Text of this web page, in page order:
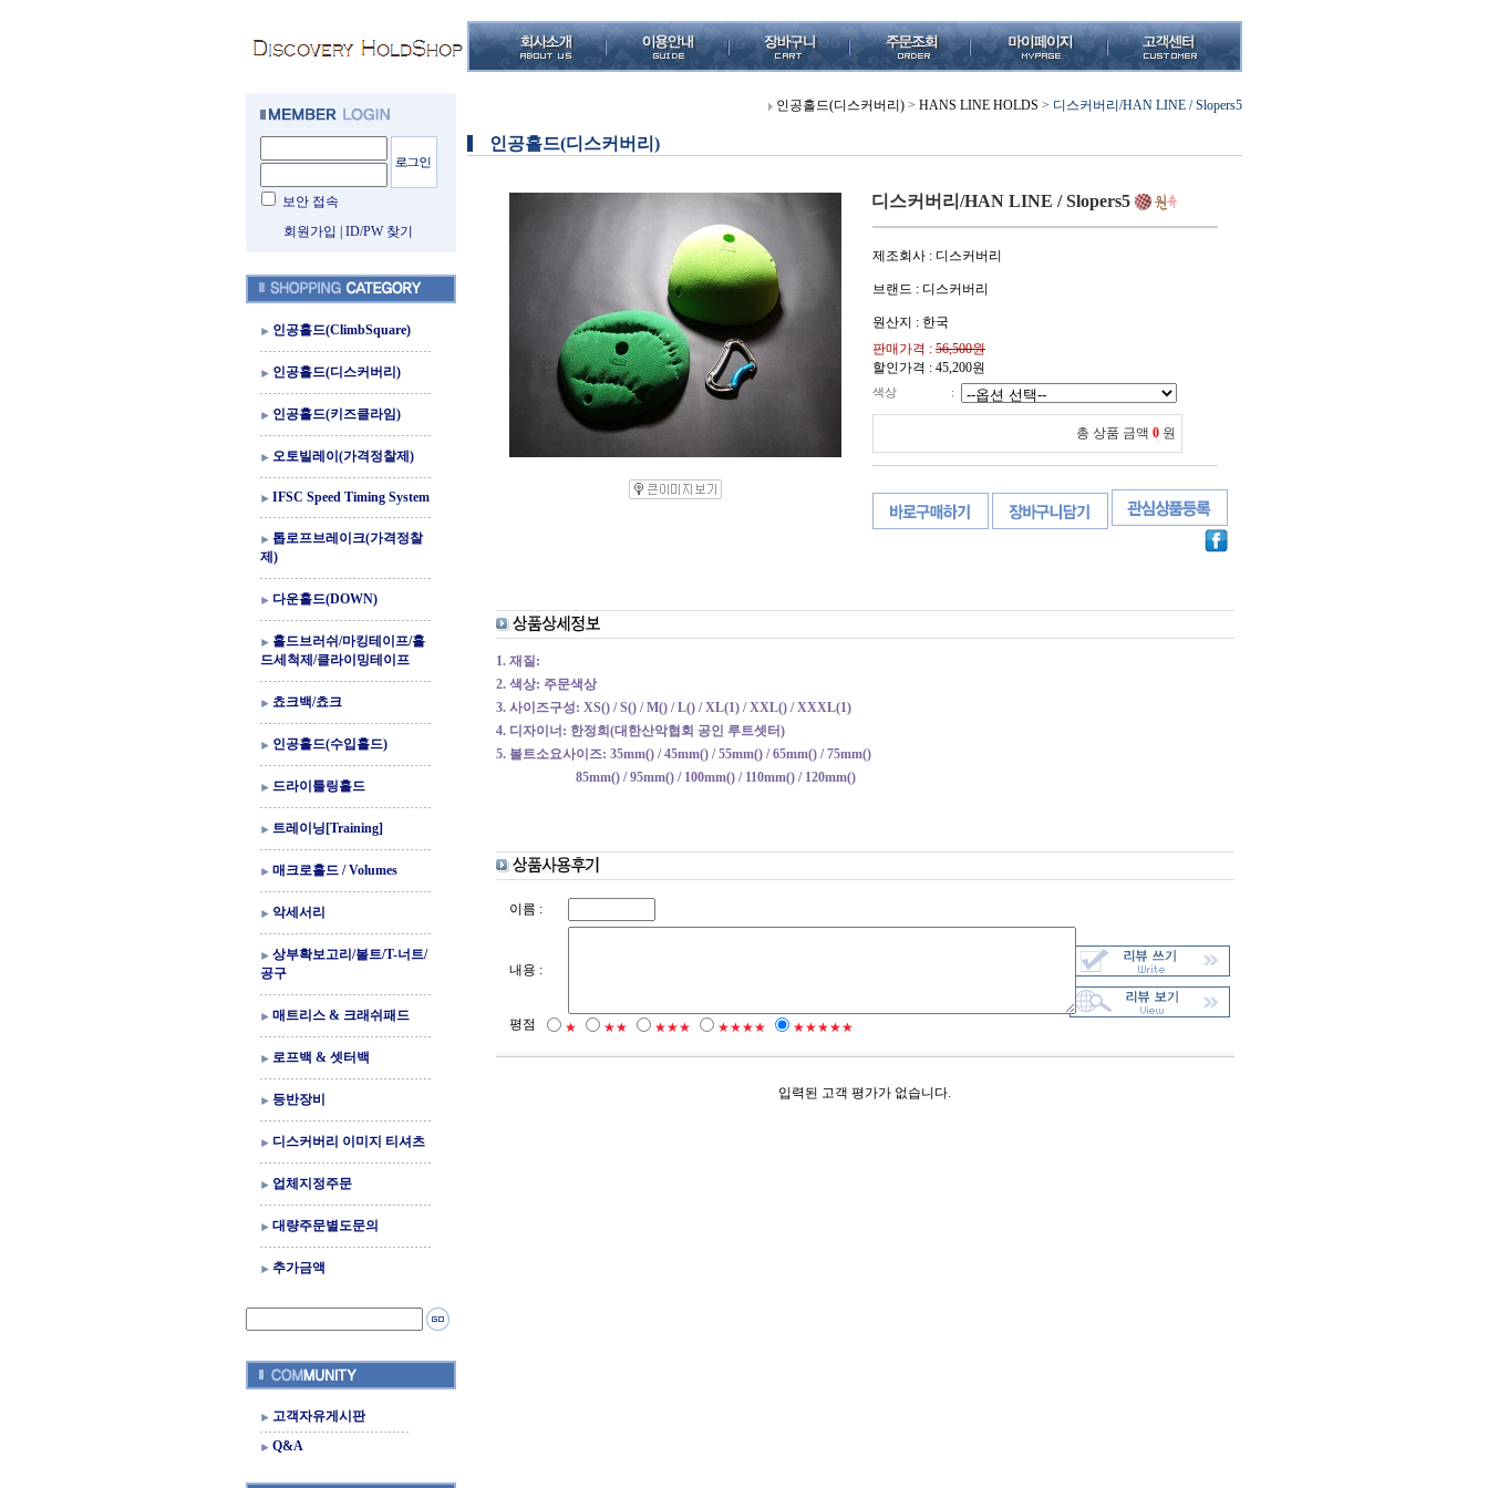
보안 접속
회원가입
ID/PW 찾기
인공홀드(ClimbSquare)
인공홀드(디스커버리)
인공홀드(키즈클라임)
오토빌레이(가격정찰제)
IFSC Speed Timing System
톱로프브레이크(가격정찰
제)
다운홀드(DOWN)
홀드브러쉬/마킹테이프/홀
드세척제/클라이밍테이프
쵸크백/쵸크
인공홀드(수입홀드)
드라이툴링홀드
트레이닝[Training]
매크로홀드 / Volumes
악세서리
상부확보고리/볼트/T-너트/
공구
매트리스 & 크래쉬패드
로프백 & 셋터백
등반장비
디스커버리 이미지 티셔츠
업체지정주문
대량주문별도문의
추가금액
고객자유게시판
Q&A
인공홀드(디스커버리) > HANS LINE HOLDS > 디스커버리/HAN LINE / Slopers5
인공홀드(디스커버리)
디스커버리/HAN LINE / Slopers5
제조회사 : 디스커버리
브랜드 : 디스커버리
원산지 : 한국
판매가격 : 56,500원
할인가격 : 45,200원
색상 :
총 상품 금액 0 원
1. 재질:
2. 색상: 주문색상
3. 사이즈구성: XS() / S() / M() / L() / XL(1) / XXL() / XXXL(1)
4. 디자이너: 한정희(대한산악협회 공인 루트셋터)
5. 볼트소요사이즈: 35mm() / 45mm() / 55mm() / 65mm() / 75mm()
85mm() / 95mm() / 100mm() / 110mm() / 120mm()
이름 :
내용 :
평점 ★ ★★ ★★★ ★★★★ ★★★★★
입력된 고객 평가가 없습니다.